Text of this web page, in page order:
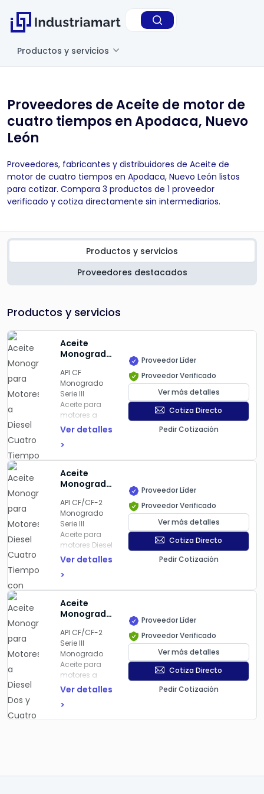
Productos y servicios
Proveedores de Aceite de motor de
cuatro tiempos en Apodaca, Nuevo
León
Proveedores, fabricantes y distribuidores de Aceite de
motor de cuatro tiempos en Apodaca, Nuevo León listos
para cotizar. Compara 3 productos de 1 proveedor
verificado y cotiza directamente sin intermediarios.
Productos y servicios
Proveedores destacados
Productos y servicios
Aceite
Monogrado
Motores a
Diesel
Cuatro
Tiempos
Turbocargados
o
Natural
Mexicana
de
Lubricantes
CF Super
API CF
Monogrado
Serie III
Aceite para
motores a
Diesel de
tiempos, ya
sean
tubocargados
o de
aspiración
natural
Ver detalles
>
Proveedor Líder
Proveedor Verificado
Ver más detalles
Cotiza Directo
Pedir Cotización
Aceite
Monogrado
Motores
Diesel
Cuatro
Tiempos
con Más de
15 Años de
Extra Fleet
API CF/CF-2
Monogrado
Serie III
Aceite para
motores Diesel
de cuatro
más de 15
años de uso,
operando en
condiciones
severas de
transporte de
carga y
pasajeros
Ver detalles
>
Proveedor Líder
Proveedor Verificado
Ver más detalles
Cotiza Directo
Pedir Cotización
Aceite
Monogrado
Motores a
Diesel Dos y
Cuatro
Tiempos
Mexicana
de
CF/CF-2
Super
API CF/CF-2
Serie III
Monogrado
Aceite para
motores a
Diesel de dos
tiempos,
sometidos a
Ver detalles
>
Proveedor Líder
Proveedor Verificado
Ver más detalles
Cotiza Directo
Pedir Cotización